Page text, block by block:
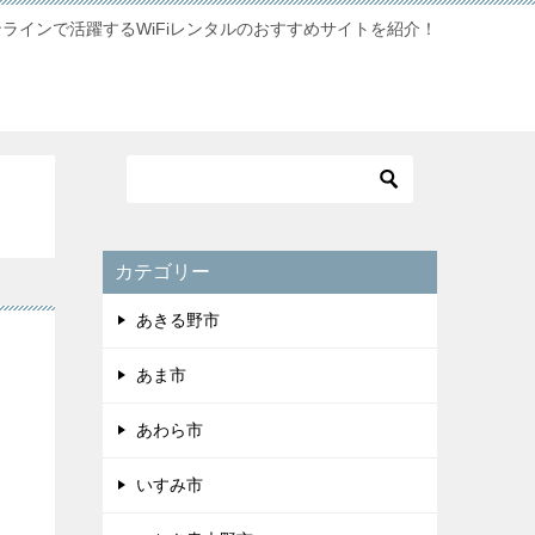
インで活躍するWiFiレンタルのおすすめサイトを紹介！
カテゴリー
あきる野市
あま市
あわら市
いすみ市